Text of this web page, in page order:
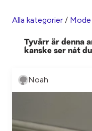
Alla kategorier / Mode
Tyvärr är denna
kanske ser nåt
Noah